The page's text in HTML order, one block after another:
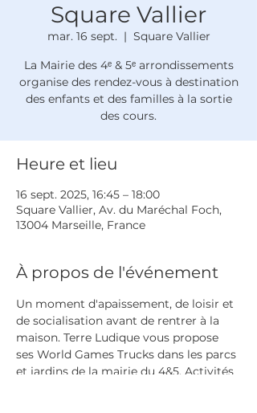
Square Vallier
mar. 16 sept.
  |
Square Vallier
La Mairie des 4ᵉ & 5ᵉ arrondissements
organise des rendez-vous à destination
des enfants et des familles à la sortie
des cours.
Heure et lieu
16 sept. 2025, 16:45 – 18:00
Square Vallier, Av. du Maréchal Foch,
13004 Marseille, France
À propos de l'événement
Un moment d'apaissement, de loisir et
de socialisation avant de rentrer à la
maison. Terre Ludique vous propose
ses World Games Trucks dans les parcs
et jardins de la mairie du 4&5. Activités